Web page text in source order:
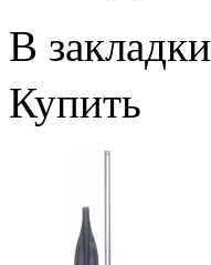
В закладки
Купить